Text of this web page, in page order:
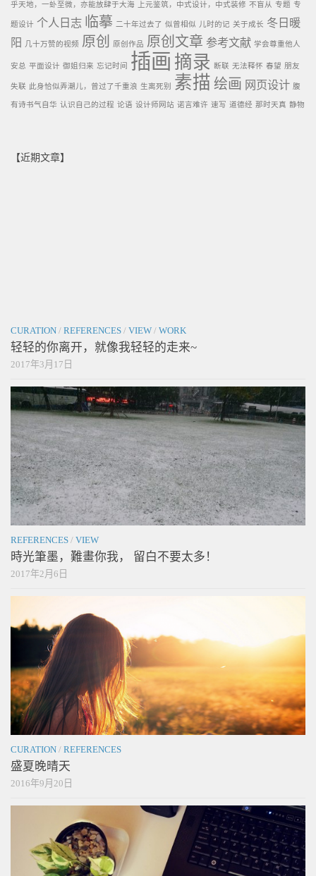
乎天地，一虲至微，亦能放肆于大海 上元鉴筑，中式设计，中式装修 不盲从 专题 专
题设计 个人日志 临摹 二十年过去了 似曾相似 儿时的记 关于成长 冬日暖
阳
几十万赞的视频 原创 原创作品 原创文章 参考文献 学会尊重他人
安总 平面设计 御姐归来 忘记时间 插画 摘录 断联 无法释怀 春望 朋友
失联 此身恰似弄潮儿，曾过了千重浪 生离死别 素描 绘画 网页设计 腹
有诗书气自华 认识自己的过程 论语 设计师网站 诺言难许 速写 道德经 那时天真 静物
【近期文章】
CURATION / REFERENCES / VIEW / WORK
轻轻的你离开，就像我轻轻的走来~
2017年3月17日
REFERENCES / VIEW
時光筆墨，難畫你我， 留白不要太多！
2017年2月6日
CURATION / REFERENCES
盛夏晚晴天
2016年9月20日